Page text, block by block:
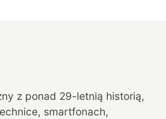
z ponad 29-letnią historią,
smartfonach,